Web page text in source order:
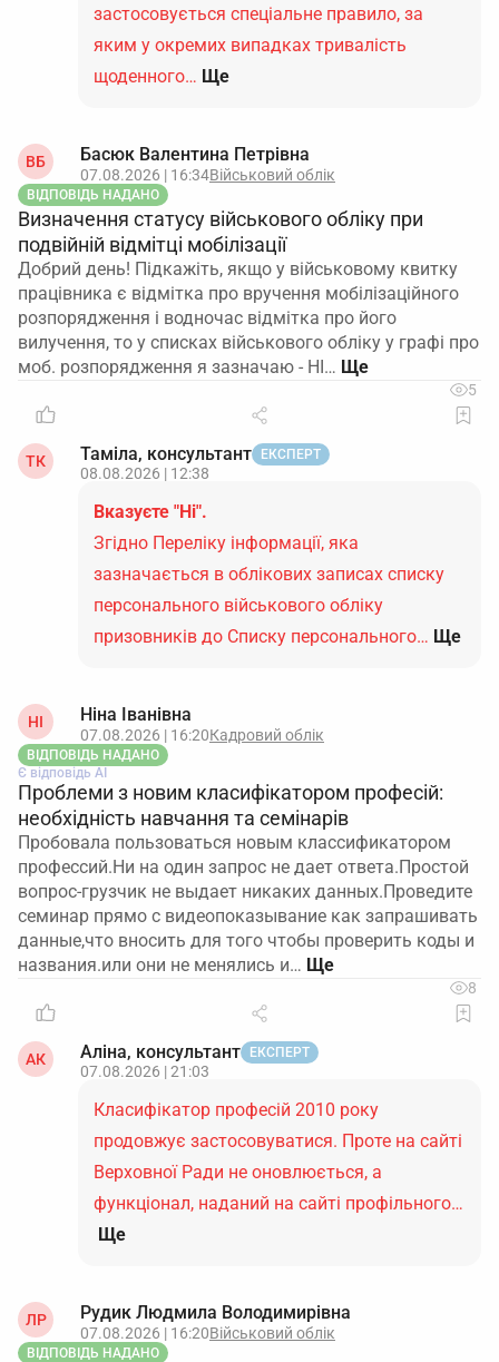
застосовується спеціальне правило, за
яким у окремих випадках тривалість
щоденного… Ще
ВБ Басюк Валентина Петрівна
07.08.2026 | 16:34Військовий облік
ВІДПОВІДЬ НАДАНО
Визначення статусу військового обліку при
подвійній відмітці мобілізації
Добрий день! Підкажіть, якщо у військовому квитку
працівника є відмітка про вручення мобілізаційного
розпорядження і водночас відмітка про його
вилучення, то у списках військового обліку у графі про
моб. розпорядження я зазначаю - НІ…
5
ТК Таміла, консультант ЕКСПЕРТ
08.08.2026 | 12:38
Вказуєте "Ні".
Згідно Переліку інформації, яка
зазначається в облікових записах списку
персонального військового обліку
призовників до Списку персонального… Ще
НІ Ніна Іванівна
07.08.2026 | 16:20Кадровий облік
ВІДПОВІДЬ НАДАНО
Є відповідь АІ
Проблеми з новим класифікатором професій:
необхідність навчання та семінарів
Пробовала пользоваться новым классификатором
профессий.Ни на один запрос не дает ответа.Простой
вопрос-грузчик не выдает никаких данных.Проведите
семинар прямо с видеопоказывание как запрашивать
данные,что вносить для того чтобы проверить коды и
названия.или они не менялись и…
8
АК Аліна, консультант ЕКСПЕРТ
07.08.2026 | 21:03
Класифікатор професій 2010 року
продовжує застосовуватися. Проте на сайті
Верховної Ради не оновлюється, а
функціонал, наданий на сайті профільного…
Ще
ЛР Рудик Людмила Володимирівна
07.08.2026 | 16:20Військовий облік
ВІДПОВІДЬ НАДАНО